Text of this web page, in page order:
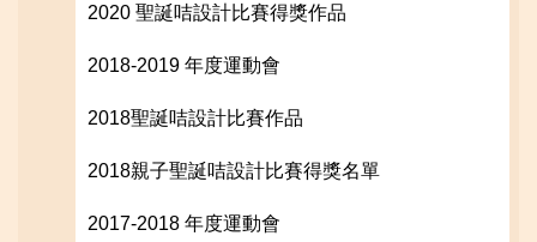
2020 聖誕咭設計比賽得獎作品
2018-2019 年度運動會
2018聖誕咭設計比賽作品
2018親子聖誕咭設計比賽得獎名單
2017-2018 年度運動會